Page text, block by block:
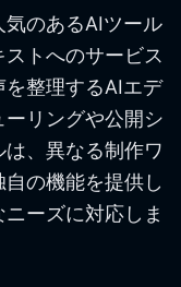
のあるAIツール
トへのサービス
整理するAIエデ
リングや公開シ
、異なる制作ワ
の機能を提供し
ーズに対応しま